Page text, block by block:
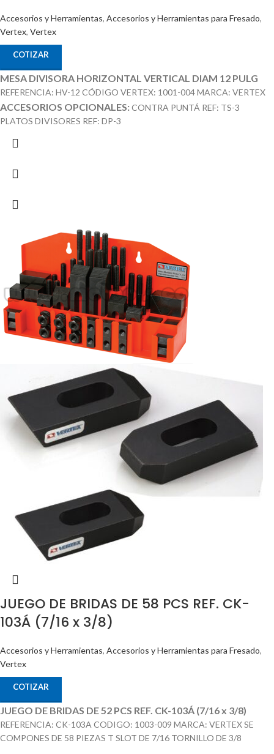
Accesorios y Herramientas, Accesorios y Herramientas para Fresado,
Vertex, Vertex
COTIZAR
MESA DIVISORA HORIZONTAL VERTICAL DIAM 12 PULG
REFERENCIA: HV-12 CÓDIGO VERTEX: 1001-004 MARCA: VERTEX
ACCESORIOS OPCIONALES:CONTRA PUNTÁ REF: TS-3
PLATOS DIVISORES REF: DP-3
JUEGO DE BRIDAS DE 58 PCS REF. CK-
103Á (7/16 x 3/8)
Accesorios y Herramientas, Accesorios y Herramientas para Fresado,
Vertex
COTIZAR
JUEGO DE BRIDAS DE 52 PCS REF. CK-103Á (7/16 x 3/8)
REFERENCIA: CK-103A CODIGO: 1003-009 MARCA: VERTEX SE
COMPONES DE 58 PIEZAS T SLOT DE 7/16 TORNILLO DE 3/8